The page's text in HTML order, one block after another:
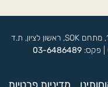
בניין MILLENIA, שד' הראשונים 23, קומה 17, מתחם SOK, ראשון לציון, ת.ד
| פקס:03-6486489